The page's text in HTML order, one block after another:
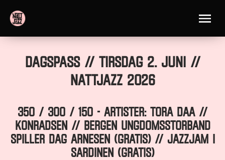
Dagspass // TIRSDAG 2. JUNI //
Nattjazz 2026
350 / 300 / 150 - ARTISTER: TORA DAA //
KONRADSEN // BERGEN UNGDOMSSTORBAND
SPILLER DAG ARNESEN (gratis) // JAZZJAM I
SARDINEN (gratis)